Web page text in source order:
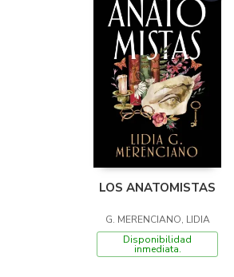
LOS ANATOMISTAS
G. MERENCIANO, LIDIA
Disponibilidad
inmediata.